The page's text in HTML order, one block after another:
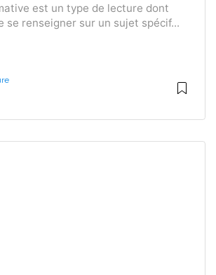
est un type de lecture dont
se renseigner sur un sujet spécif...